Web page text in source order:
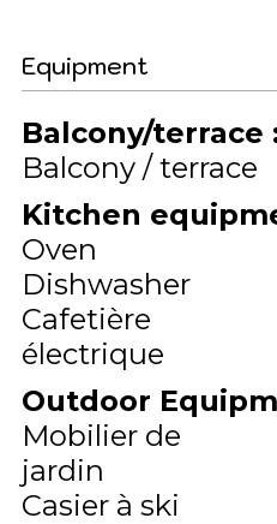
Equipment
Balcony/terrace
Balcony / terrace
Kitchen
Oven
Dishwasher
Cafetière
électrique
Outdoor
Mobilier de
jardin
Casier à ski